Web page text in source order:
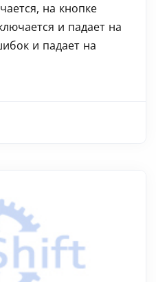
на кнопке
и падает на
и падает на